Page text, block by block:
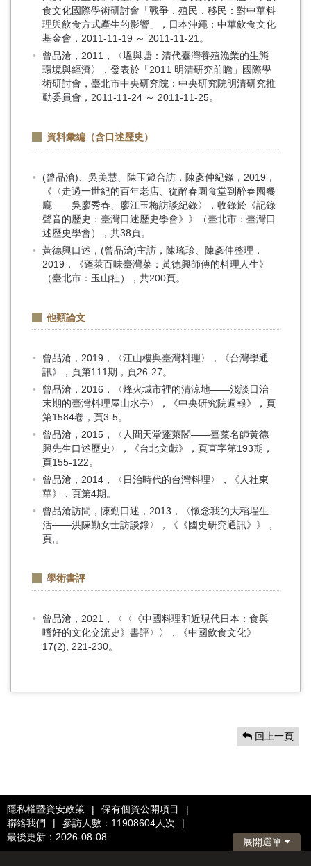
食文化國際學術研討會「戰爭．殖民．移民：對中華料
理與飲食方式產生的影響」，日本沖繩：中華飲食文化
基金會，2011-11-19 ～ 2011-11-21。
曾品滄，2011，〈塭與塘：清代臺灣養殖漁業的生態
環境與經濟〉，發表於「2011 明清研究前瞻」國際學
術研討會，臺北市中央研究院：中央研究院明清研究推
動委員會，2011-11-24 ～ 2011-11-25。
資料彙編（含口述歷史）
(曾品滄)、吳美慧、陳玉箴合訪，陳彥仲紀錄，2019，
《〈走過一世紀的百年老店、從醉春園食堂到醉春園餐
廳——吳廖秀春、廖江玉梅訪談紀錄〉，收錄於《記錄
聲音的歷史：臺灣口述歷史學會》》（臺北市：臺灣口
述歷史學會），共38頁。
黃德興口述，(曾品滄)主訪，陳瑤珍、陳彥仲整理，
2019，《蓬萊百味臺灣菜：黃德興師傅的料理人生》
（臺北市：玉山社），共200頁。
他類論文
曾品滄，2019，〈江山樓與臺灣料理〉，《台灣學通
訊》，頁第111期，頁26-27。
曾品滄，2016，〈烽火城市裡的清涼地——淺談日治
末期的臺灣料理屋山水亭〉，《中央研究院週報》，頁
第1584卷，頁3-5。
曾品滄，2015，〈人間天堂蓬萊閣——臺菜名師黃德
興先生口述歷史〉，《台北文獻》，頁直字第193期，
頁155-122。
曾品滄，2014，〈日治時代的台灣料理〉，《人社東
華》，頁第4期。
曾品滄訪問，陳勤口述，2013，〈懷念我的大稻埕生
活——洪陳勤女士訪談錄〉，《《國史研究通訊》》，
頁,。
學術書評
曾品滄，2021，〈〈《中國料理和近現代日本：食與
嗜好的文化交流史》書評〉〉，《中國飲食文化》
17(2), 221-230。
回上一頁
隱私權暨資安政策 | 保有個資公開項目
|
聯絡我們
| 參訪人數：11908604人次
|
最後更新：2026-08-08
展開選單